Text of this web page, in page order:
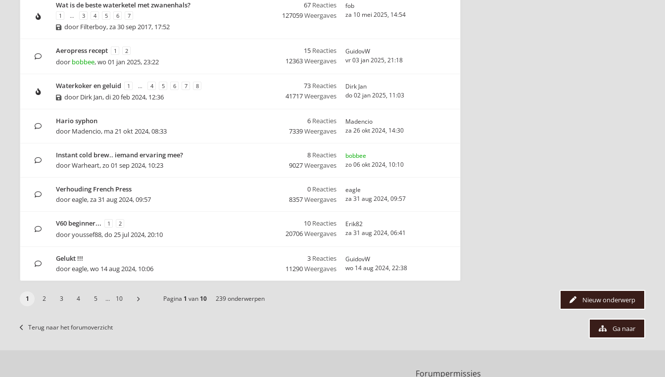
Wat is de beste waterketel met zwanenhals?
1 … 3 4 5 6 7
door Filterboy,za 30 sep 2017, 17:52
67 Reacties
127059Weergaves
fob
za 10 mei 2025, 14:54
Aeropress recept 1 2
door bobbee,wo 01 jan 2025, 23:22
15 Reacties
12363Weergaves
GuidovW
vr 03 jan 2025, 21:18
Waterkoker en geluid 1 … 4 5 6 7 8
door Dirk Jan,di 20 feb 2024, 12:36
73 Reacties
41717Weergaves
Dirk Jan
do 02 jan 2025, 11:03
Hario syphon
door Madencio, ma 21 okt 2024, 08:33
6 Reacties
7339Weergaves
Madencio
za 26 okt 2024, 14:30
Instant cold brew.. iemand ervaring mee?
doorWarheart,zo 01 sep 2024, 10:23
8 Reacties
9027Weergaves
bobbee
zo 06 okt 2024, 10:10
Verhouding French Press
dooreagle,za 31 aug 2024, 09:57
0 Reacties
8357Weergaves
eagle
za 31 aug 2024, 09:57
V60 beginner... 1 2
dooryoussef88,do 25 jul 2024, 20:10
10 Reacties
20706Weergaves
Erik82
za 31 aug 2024, 06:41
Gelukt !!!
dooreagle,wo 14 aug 2024, 10:06
3 Reacties
11290Weergaves
GuidovW
wo 14 aug 2024, 22:38
Nieuw onderwerp
1 2 3 4 5 … 10 Pagina 1 van 10 239 onderwerpen
Terug naar het forumoverzicht Ga naar
Forumpermissies